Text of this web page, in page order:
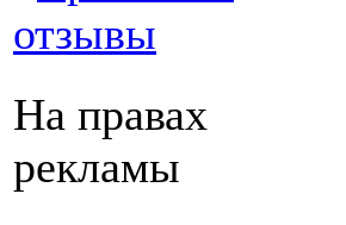
отзывы
На правах
рекламы